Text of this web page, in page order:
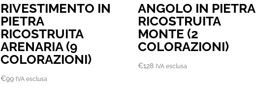
RIVESTIMENTO IN
PIETRA
RICOSTRUITA
ARENARIA (9
COLORAZIONI)
€99 IVA esclusa
ANGOLO IN PIETRA
RICOSTRUITA
MONTE (2
COLORAZIONI)
€128 IVA esclusa